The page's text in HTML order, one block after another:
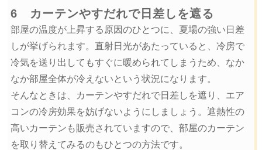
6 カーテンやすだれで日差しを遮る
部屋の温度が上昇する原因のひとつに、夏場の強い日差
しが挙げられます。直射日光があたっていると、冷房で
冷気を送り出してもすぐに暖められてしまうため、なか
なか部屋全体が冷えないという状況になります。
そんなときは、カーテンやすだれで日差しを遮り、エア
コンの冷房効果を妨げないようにしましょう。遮熱性の
高いカーテンも販売されていますので、部屋のカーテン
を取り替えてみるのもひとつの方法です。